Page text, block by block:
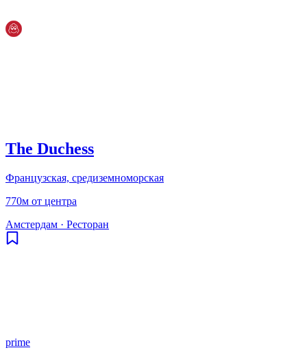
The Duchess
Французская, средиземноморская
770м от центра
Амстердам · Ресторан
prime